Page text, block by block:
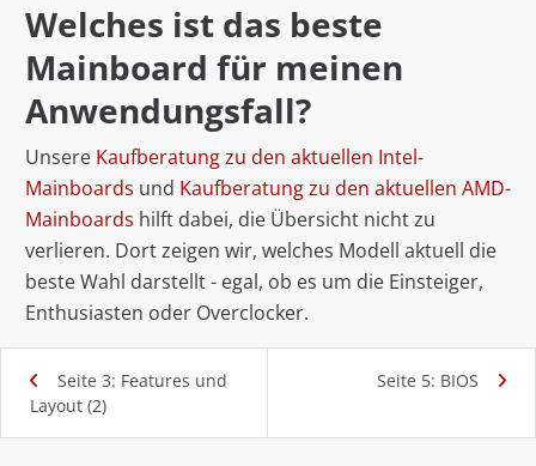
Welches ist das beste
Mainboard für meinen
Anwendungsfall?
Unsere Kaufberatung zu den aktuellen Intel-
Mainboards und Kaufberatung zu den aktuellen AMD-
Mainboards hilft dabei, die Übersicht nicht zu
verlieren. Dort zeigen wir, welches Modell aktuell die
beste Wahl darstellt - egal, ob es um die Einsteiger,
Enthusiasten oder Overclocker.
Seite 3: Features und
Layout (2)
Seite 5: BIOS